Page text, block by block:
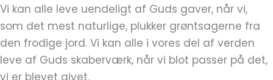
Vi kan alle leve uendeligt af Guds gaver, når vi,
som det mest naturlige, plukker grøntsagerne fra
den frodige jord. Vi kan alle i vores del af verden
leve af Guds skaberværk, når vi blot passer på det,
vi er blevet givet.